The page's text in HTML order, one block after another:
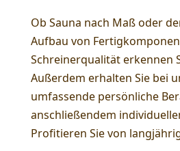
Ob Sauna nach Maß oder
Aufbau von
Schreinerqualität erkennen
Außerdem erhalten Sie bei
umfassende persönliche
anschließendem
Profitieren Sie von